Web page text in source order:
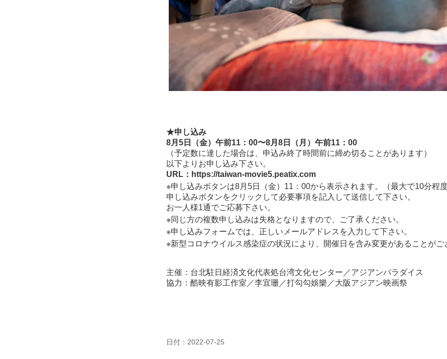
★申し込み
8月5日（金）午前11：00〜8月8日（月）午前11：00
（予定数に達した場合は、申込み終了時間前に締め切ることがあります）
以下よりお申し込み下さい。
URL： https://taiwan-movie5.peatix.com
※申し込みボタンは8月5日（金）11：00から表示されます。（最大で10分程
申し込みボタンをクリックして必要事項を記入して送信して下さい。
お一人様1通でご応募下さい。
※同じ方の複数申し込みは失格となりますので、ご了承ください。
※申し込みフォームでは、正しいメールアドレスを入力して下さい。
※新型コロナウイルス感染症の状況により、開催日を含み変更があることがご
主催：台北駐日経済文化代表処台湾文化センター／アジアンパラダイス
協力：酷映有影工作室／李宜珊／打勾勾娛樂／大阪アジアン映画祭
日付：2022-07-25